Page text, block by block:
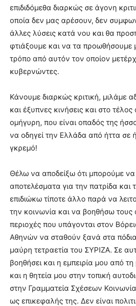
επιδιδόμεθα διαρκώς σε άγονη
οποία δεν μας αρέσουν, δεν
άλλες λύσεις κατά νου και θα
φτιάξουμε και να τα προωθήσουμε
τρόπο από αυτόν τον οποίον
κυβερνώντες.
Κάνουμε διαρκώς κριτική, μιλάμε
και έξυπνες κινήσεις και στο
ομήγυρη, που είναι οπαδός της
να οδηγεί την Ελλάδα από ήττα σε
γκρεμό!
Θέλω να αποδείξω ότι μπορούμε
αποτελέσματα για την πατρίδα και
επιδιώκω τίποτε άλλο παρά να
την κοινωνία και να βοηθήσω τους
περιοχές που υπάγονται στον
Αθηνών να σταθούν ξανά στα
μαύρη τετραετία του ΣΥΡΙΖΑ. Σε
βοηθήσει και η εμπειρία μου από
και η θητεία μου στην τοπική
στην Γραμματεία Σχέσεων
ως επικεφαλής της. Δεν είναι